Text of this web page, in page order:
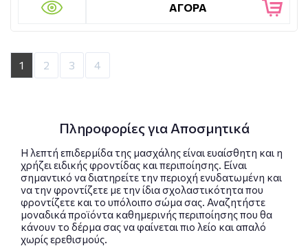
ΑΓΟΡΑ
1 2 3 4
Πληροφορίες για Αποσμητικά
Η λεπτή επιδερμίδα της μασχάλης είναι ευαίσθητη και η
χρήζει ειδικής φροντίδας και περιποίησης. Είναι
σημαντικό να διατηρείτε την περιοχή ενυδατωμένη και
να την φροντίζετε με την ίδια σχολαστικότητα που
φροντίζετε και το υπόλοιπο σώμα σας. Αναζητήστε
μοναδικά προϊόντα καθημερινής περιποίησης που θα
κάνουν το δέρμα σας να φαίνεται πιο λείο και απαλό
χωρίς ερεθισμούς.